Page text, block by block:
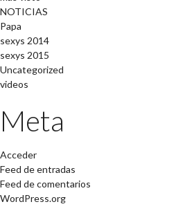
NOTICIAS
Papa
sexys 2014
sexys 2015
Uncategorized
videos
Meta
Acceder
Feed de entradas
Feed de comentarios
WordPress.org